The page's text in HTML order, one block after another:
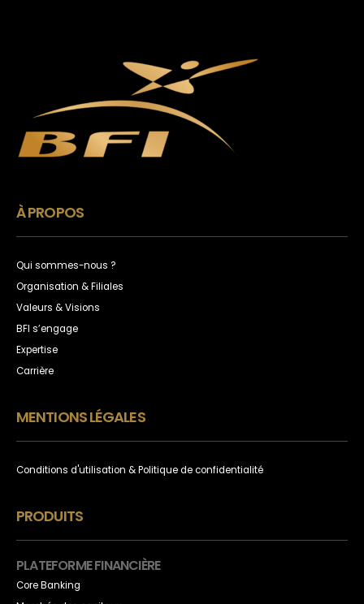
À PROPOS
Qui sommes-nous ?
Organisation & Filiales
Valeurs & Visions
BFI s’engage
Expertise
Carrière
MENTIONS LÉGALES
Conditions d'utilisation & Politique de confidentialité
PRODUITS
PLATEFORME FINANCIÈRE
Core Banking